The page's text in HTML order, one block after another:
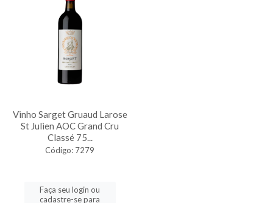
Vinho Sarget Gruaud Larose
St Julien AOC Grand Cru
Classé 75...
Código: 7279
Faça seu login ou
cadastre-se para